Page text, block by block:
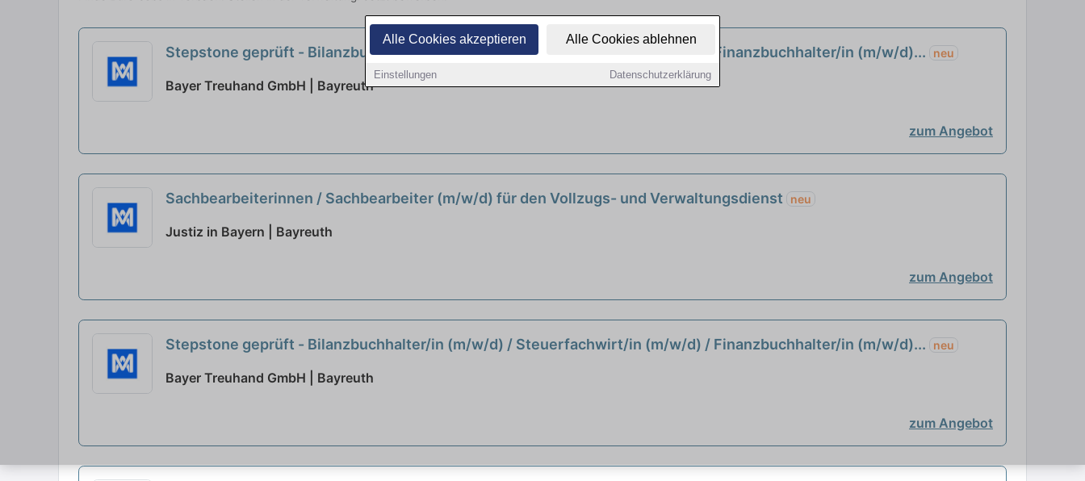
Alle Cookies akzeptieren Alle Cookies ablehnen
Einstellungen Datenschutzerklärung
Stepstone geprüft - Bilanzbuchhalter/in (m/w/d) / Steuerfachwirt/in (m/w/d) / Finanzbuchhalter/in (m/w/d)... neu
Bayer Treuhand GmbH | Bayreuth
zum Angebot
Sachbearbeiterinnen / Sachbearbeiter (m/w/d) für den Vollzugs- und Verwaltungsdienst neu
Justiz in Bayern | Bayreuth
zum Angebot
Stepstone geprüft - Bilanzbuchhalter/in (m/w/d) / Steuerfachwirt/in (m/w/d) / Finanzbuchhalter/in (m/w/d)... neu
Bayer Treuhand GmbH | Bayreuth
zum Angebot